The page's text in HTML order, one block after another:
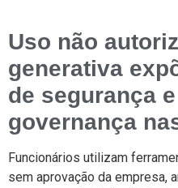
Uso não
generativa
de segurança e
governança
Funcionários utilizam
sem aprovação da empresa,